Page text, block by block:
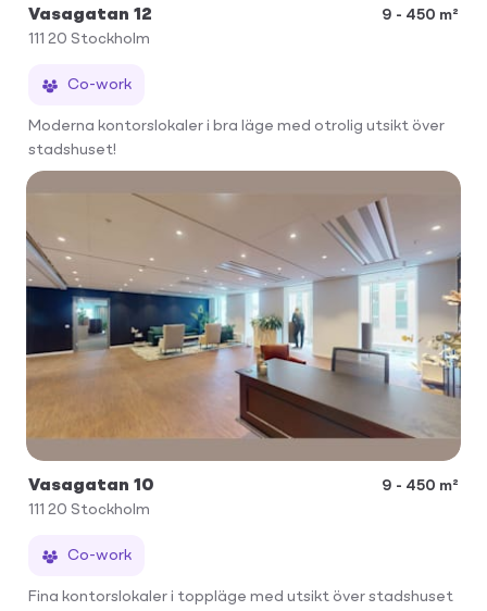
Vasagatan 12
9 - 450 m²
111 20 Stockholm
Co-work
Moderna kontorslokaler i bra läge med otrolig utsikt över
stadshuset!
Vasagatan 10
9 - 450 m²
111 20 Stockholm
Co-work
Fina kontorslokaler i toppläge med utsikt över stadshuset